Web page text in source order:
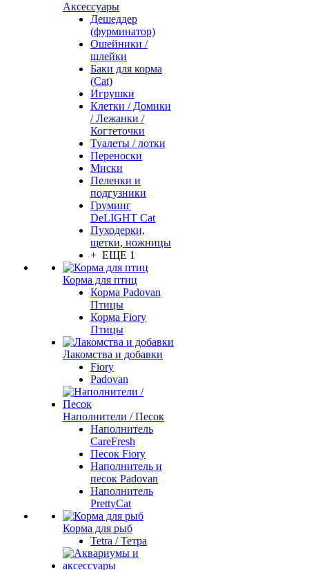
Аксессуары
Дешеддер
(фурминатор)
Ошейники /
шлейки
Баки для корма
(Cat)
Игрушки
Клетки / Домики
/ Лежанки /
Когтеточки
Туалеты / лотки
Переноски
Миски
Пеленки и
подгузники
Груминг
DeLIGHT Cat
Пуходерки,
щетки, ножницы
+ ЕЩЕ 1
Корма для птиц
Корма Padovan
Птицы
Корма Fiory
Птицы
Лакомства и добавки
Fiory
Padovan
Наполнители / Песок
Наполнитель
CareFresh
Песок Fiory
Наполнитель и
песок Padovan
Наполнитель
PrettyCat
Корма для рыб
Tetra / Тетра